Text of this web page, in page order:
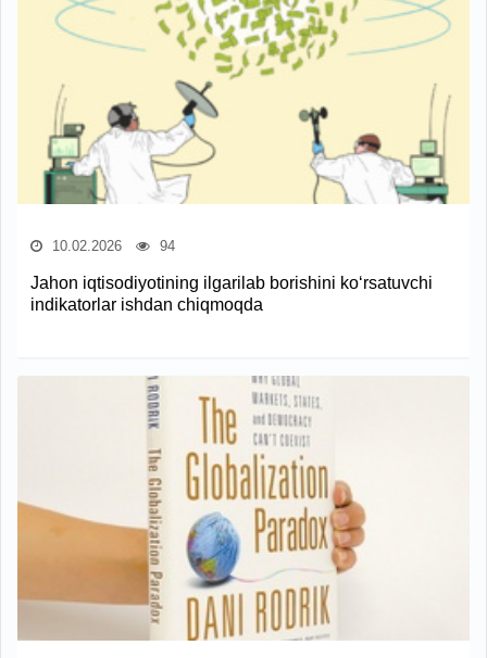
10.02.2026 94
Jahon iqtisodiyotining ilgarilab borishini ko‘rsatuvchi
indikatorlar ishdan chiqmoqda